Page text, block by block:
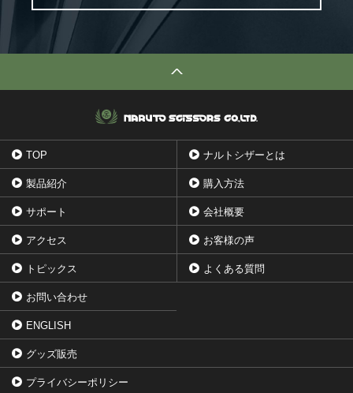
TOP ナルトシザーとは
製品紹介 購入方法
サポート 会社概要
アクセス お客様の声
トピックス よくある質問
お問い合わせ
ENGLISH
グッズ販売
プライバシーポリシー